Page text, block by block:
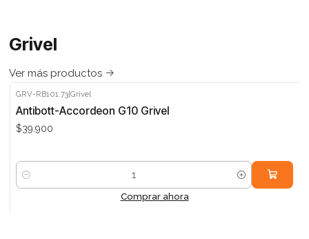
Grivel
Ver más productos
GRV-RB101.73 |Grivel
Antibott-Accordeon G10 Grivel
$39.900
Cantidad
Comprar ahora